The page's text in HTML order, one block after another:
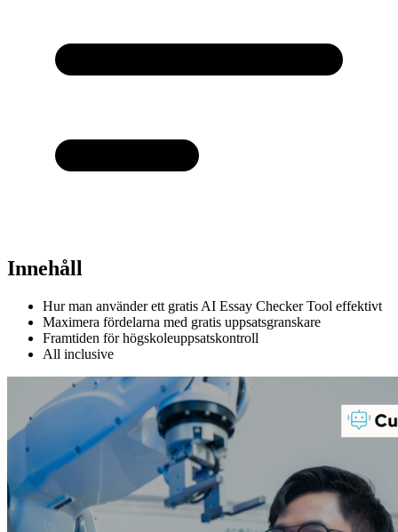
Innehåll
Hur man använder ett gratis AI Essay Checker Tool effektivt
Maximera fördelarna med gratis uppsatsgranskare
Framtiden för högskoleuppsatskontroll
All inclusive